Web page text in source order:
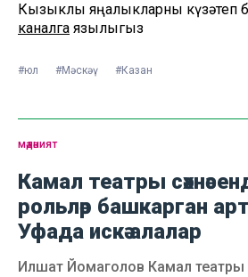
Кызыклы яңалыкларны күзәтеп
каналга язылыгыз
#юл #Мәскәү #Казан
мәдәният
Камал театры
рольләр башкарган
Уфада искә алалар
Илшат Йомаголов Камал театры